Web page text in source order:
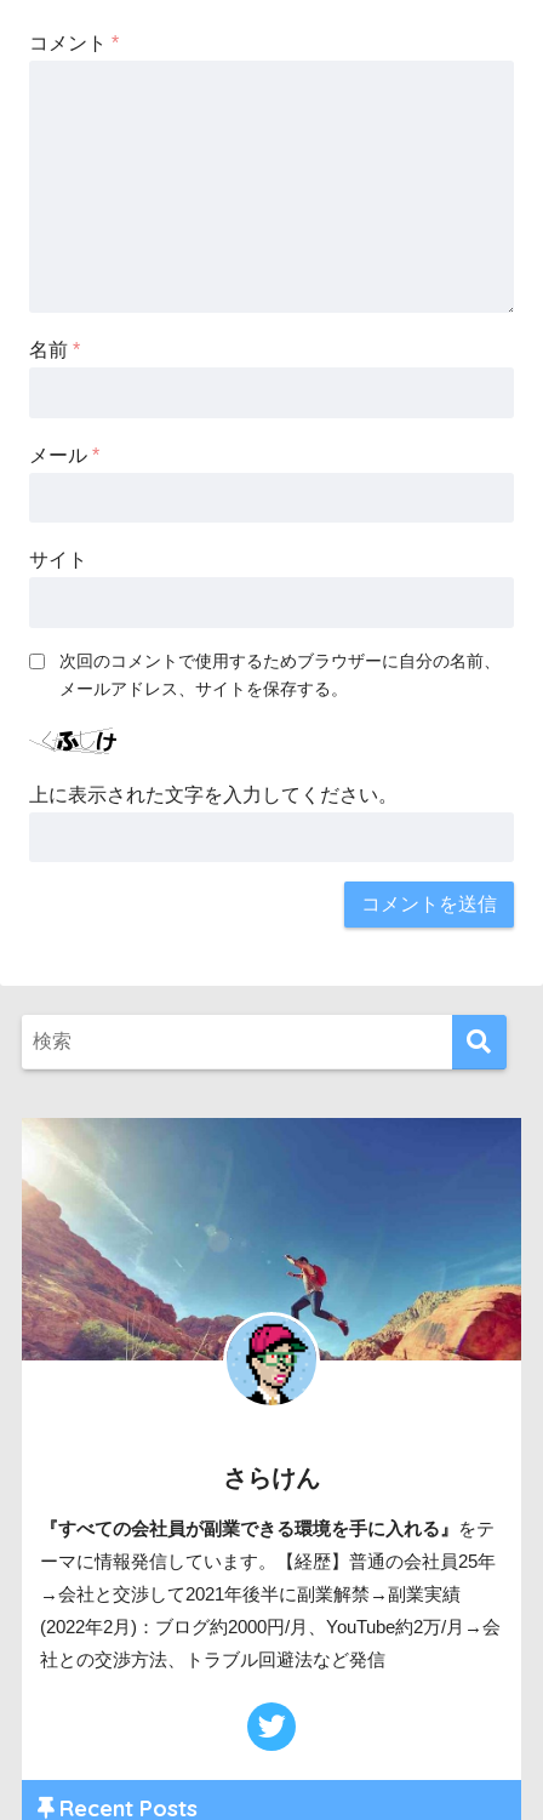
コメント *
名前 *
メール *
サイト
次回のコメントで使用するためブラウザーに自分の名前、
メールアドレス、サイトを保存する。
上に表示された文字を入力してください。
さらけん
『すべての会社員が副業できる環境を手に入れる』
をテ
ーマに情報発信しています。【経歴】普通の会社員25年
→会社と交渉して2021年後半に副業解禁→副業実績
(2022年2月)：ブログ約2000円/月、YouTube約2万/月→会
社との交渉方法、トラブル回避法など発信
Recent Posts